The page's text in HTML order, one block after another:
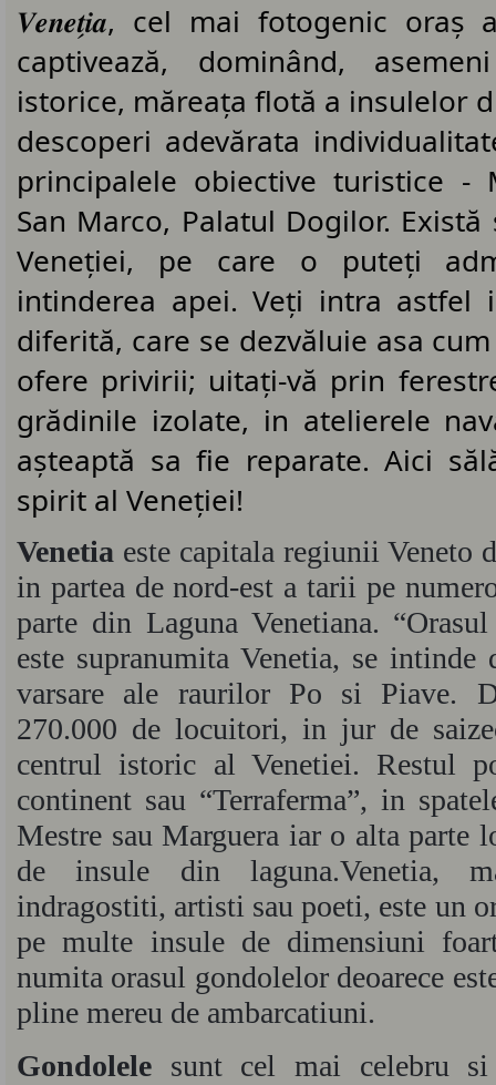
𝑽𝒆𝒏𝒆𝒕̗𝒊𝒂, cel mai fotogenic
captivează, dominând,
istorice, măreața flotă a insulelor
descoperi adevărata
principalele obiective turistice -
San Marco, Palatul Dogilor.
Veneției, pe care o puteți
intinderea apei. Veți intra
diferită, care se dezvăluie asa
ofere privirii; uitați-vă prin
grădinile izolate, in atelierele
așteaptă sa fie reparate. Aici
spirit al Veneției!
Venetia este capitala regiunii Veneto
in partea de nord-est a tarii pe
parte din Laguna Venetiana.
este supranumita Venetia, se
varsare ale raurilor Po si Piave.
270.000 de locuitori, in jur de
centrul istoric al Venetiei. Restul
continent sau “Terraferma”, in
Mestre sau Marguera iar o alta parte
de insule din laguna.Venetia,
indragostiti, artisti sau poeti, este un
pe multe insule de dimensiuni
numita orasul gondolelor deoarece
pline mereu de ambarcatiuni.
Gondolele sunt cel mai celebru